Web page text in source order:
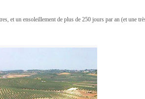
et un ensoleillement de plus de 250 jours par an (et une